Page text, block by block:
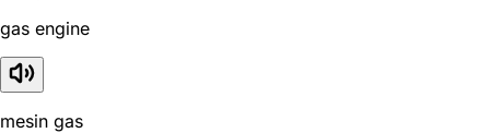
gas engine
mesin gas